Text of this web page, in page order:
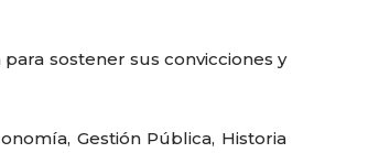
sostener sus convicciones y
Gestión Pública, Historia